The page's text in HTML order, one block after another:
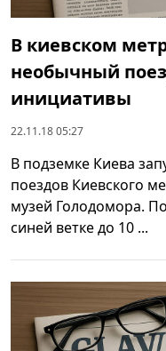
В киевском
необычный
инициативы
22.11.18 05:27
В подземке Киева
поездов Киевского
музей Голодомора.
синей ветке до 10 ...